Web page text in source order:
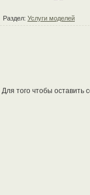
Раздел: Услуги моделей
Для того чтобы